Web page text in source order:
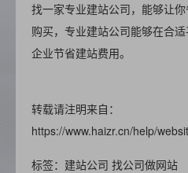
找一家专业建站公司，能够让
购买，专业建站公司能够在合
企业节省建站费用。
转载请注明来自：
https://www.haizr.cn/help/
标签：建站公司 找公司做网站